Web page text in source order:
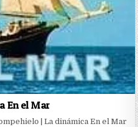
En el Mar
| La dinámica En el Mar